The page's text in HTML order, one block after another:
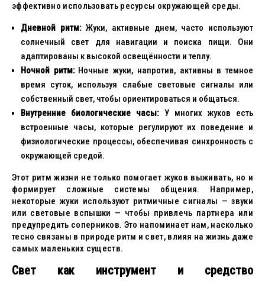
эффективно использовать ресурсы окружающей среды.
Дневной ритм:Жуки, активные днем, часто используют
солнечный свет для навигации и поиска пищи. Они
адаптированы к высокой освещённости и теплу.
Ночной ритм:Ночные жуки, напротив, активны в темное
время суток, используя слабые световые сигналы или
собственный свет, чтобы ориентироваться и общаться.
Внутренние биологические часы:У многих жуков есть
встроенные часы, которые регулируют их поведение и
физиологические процессы, обеспечивая синхронность с
окружающей средой.
Этот ритм жизни не только помогает жуков выживать, но и
формирует сложные системы общения. Например,
некоторые жуки используют ритмичные сигналы — звуки
или световые вспышки — чтобы привлечь партнера или
предупредить соперников. Это напоминает нам, насколько
тесно связаны в природе ритм и свет, влияя на жизнь даже
самых маленьких существ.
Свет как инструмент и средство